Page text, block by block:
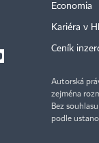
Economia
Kariéra v
Ceník
Autorská
zejména
Bez
podle